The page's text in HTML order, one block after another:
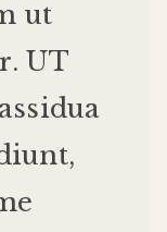
ut
.UT
assidua
,